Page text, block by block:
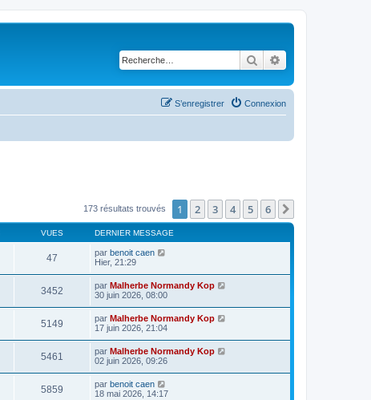
Rechercher
Connexion
S’enregistrer
173 résultats trouvés 1 2 3 4 5 6
VUES DERNIER MESSAGE
47 par benoit caen
Hier, 21:29
3452 par Malherbe Normandy Kop
30 juin 2026, 08:00
5149 par Malherbe Normandy Kop
17 juin 2026, 21:04
5461 par Malherbe Normandy Kop
02 juin 2026, 09:26
5859 par benoit caen
18 mai 2026, 14:17